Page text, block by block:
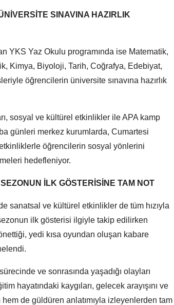
SINAVINA HAZIRLIK
YKS Yaz Okulu programında ise Matematik,
Kimya, Biyoloji, Tarih, Coğrafya, Edebiyat,
öğrencilerin üniversite sınavına hazırlık
sosyal ve kültürel etkinlikler ile APA kamp
günleri merkez kurumlarda, Cumartesi
öğrencilerin sosyal yönlerini
hedefleniyor.
İLK GÖSTERİSİNE TAM NOT
sanatsal ve kültürel etkinlikler de tüm hızıyla
ilk gösterisi ilgiyle takip edilirken
yedi kısa oyundan oluşan kabare
ve sonrasında yaşadığı olayları
hayatındaki kaygıları, gelecek arayışını ve
de güldüren anlatımıyla izleyenlerden tam